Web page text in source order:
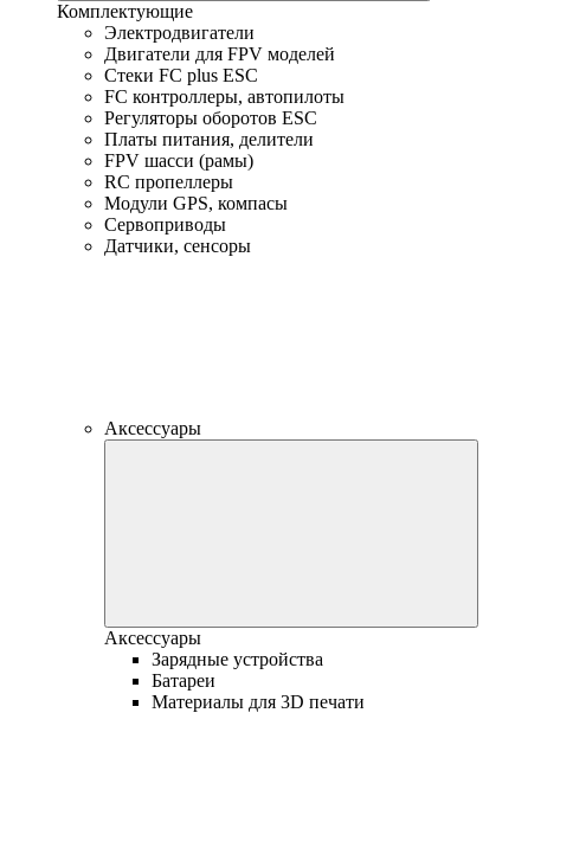
Комплектующие
Электродвигатели
Двигатели для FPV моделей
Стеки FC plus ESC
FC контроллеры, автопилоты
Регуляторы оборотов ESC
Платы питания, делители
FPV шасси (рамы)
RC пропеллеры
Модули GPS, компасы
Сервоприводы
Датчики, сенсоры
Аксессуары
Аксессуары
Зарядные устройства
Батареи
Материалы для 3D печати